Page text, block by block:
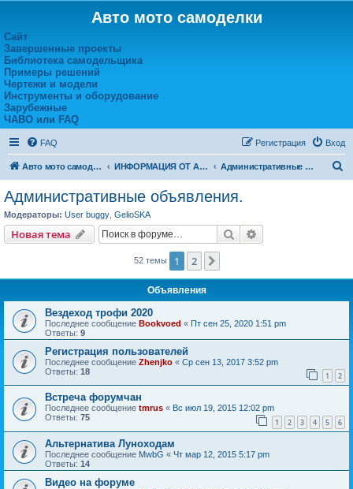
Авто мото самоделки
Сайт
Завершенные проекты
Библиотека самодельщика
Примеры решений
Чертежи и модели
Инструменты и оборудование
Зарубежные
ЧАВО или FAQ
FAQ Вход
Регистрация
Авто мото самоделки ИНФОРМАЦИЯ ОТ АДМИНА Административные объявления.
Административные объявления.
Модераторы: User buggy GelioSKA
Новая тема Поиск
52 темы 1 2
Объявления
Вездеход трофи 2020
Последнее сообщение Bookvoed « Пт сен 25, 2020 1:51 pm
Ответы: 9
Регистрация пользователей
Последнее сообщение Zhenjko « Ср сен 13, 2017 3:52 pm
Ответы: 18 1 2
Встреча форумчан
Последнее сообщение tmrus « Вс июл 19, 2015 12:02 pm
Ответы: 75 1 2 3 4 5 6
Альтернатива Луноходам
Последнее сообщение MwbG « Чт мар 12, 2015 5:17 pm
Ответы: 14
Видео на форуме